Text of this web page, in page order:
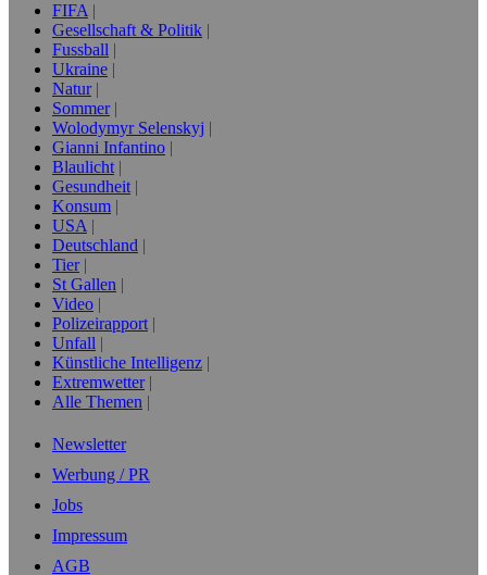
FIFA
Gesellschaft & Politik
Fussball
Ukraine
Natur
Sommer
Wolodymyr Selenskyj
Gianni Infantino
Blaulicht
Gesundheit
Konsum
USA
Deutschland
Tier
St Gallen
Video
Polizeirapport
Unfall
Künstliche Intelligenz
Extremwetter
Alle Themen
Newsletter
Werbung / PR
Jobs
Impressum
AGB